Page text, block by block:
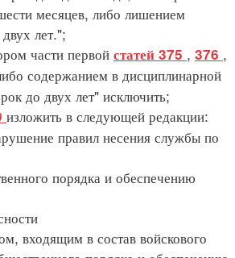
месяцев, либо лишением
лет.";
части первой статей 375 , 376 ,
содержанием в дисциплинарной
до двух лет" исключить;
изложить в следующей редакции:
правил несения службы по
порядка и обеспечению
входящим в состав войскового